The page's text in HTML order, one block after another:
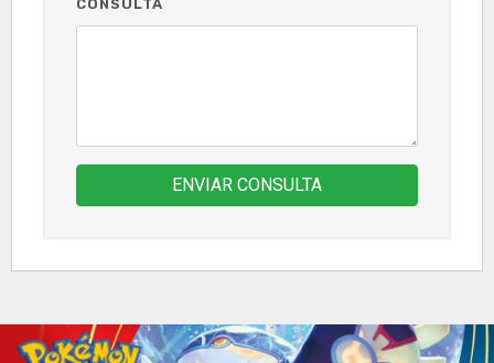
CONSULTA
ENVIAR CONSULTA